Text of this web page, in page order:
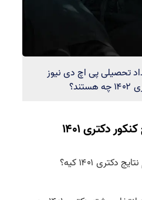
تحصیلیپی اچ دی نیوز
دکتری ۱۴۰۱
دکتری ۱۴۰۱ کیه؟